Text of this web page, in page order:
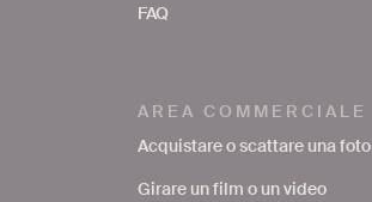
FAQ
AREA COMMERCIALE
Acquistare o scattare una foto
Girare un film o un video